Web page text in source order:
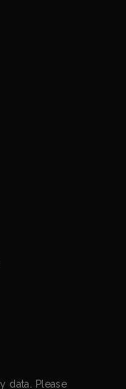
data. Please